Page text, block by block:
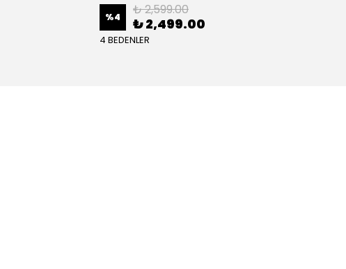
%4 ₺ 2,599.00
₺ 2,499.00
4 BEDENLER